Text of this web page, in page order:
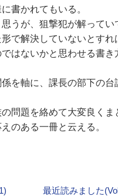
書かれてもいる。
うが、狙撃犯が解ってい
で解決していないとすれ
はないかと思わせる書き
を軸に、課長の部下の台
問題を絡めて大変良くま
のある一冊と云える。
最近読みました